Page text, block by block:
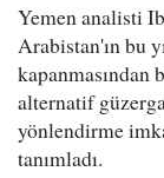
Yemen analisti
Arabistan'ın bu
kapanmasından
alternatif
yönlendirme
tanımladı.